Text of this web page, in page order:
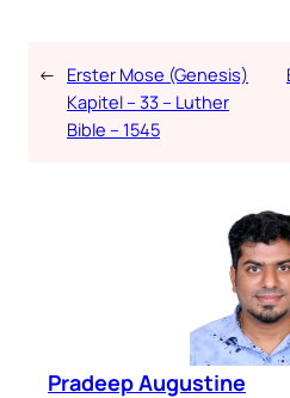
← Erster Mose (Genesis)
Kapitel – 33 – Luther
Bible – 1545
Pradeep Augustine